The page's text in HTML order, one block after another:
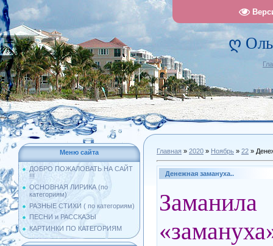
ღ
Меню сайта
ДОБРО ПОЖАЛОВАТЬ НА САЙТ
!!!
ОСНОВНАЯ ЛИРИКА (по
категориям)
РАЗНЫЕ СТИХИ ( по категориям)
ПЕСНИ и РАССКАЗЫ
КАРТИНКИ ПО КАТЕГОРИЯМ
Главная » 2020 » Ноябрь » 22 »
Денежная замануха..